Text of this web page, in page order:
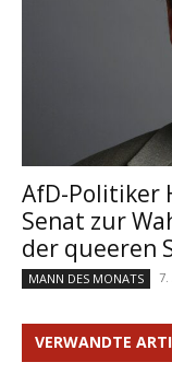
AfD-Politiker
Senat zur
der queeren
MANN DES MONATS 7.
VERWANDTE